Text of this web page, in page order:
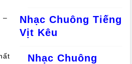
Nhạc Chuông Tiếng
Vịt Kêu
Nhạc Chuông